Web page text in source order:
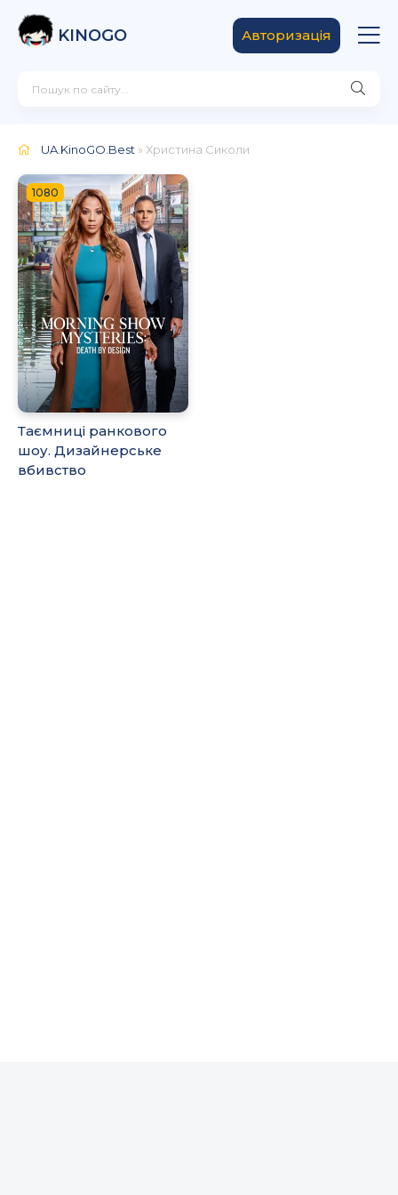
KINOGO Авторизація
UA.KinoGO.Best » Христина Сиколи
1080
Таємниці ранкового
шоу. Дизайнерське
вбивство